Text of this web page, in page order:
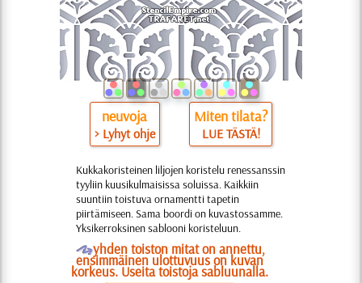
neuvoja
> Lyhyt ohje
Miten tilata?
LUE TÄSTÄ!
Kukkakoristeinen liljojen koristelu renessanssin
tyyliin kuusikulmaisissa soluissa. Kaikkiin
suuntiin toistuva ornamentti tapetin
piirtämiseen. Sama boordi on kuvastossamme.
Yksikerroksinen sablooni koristeluun.
Oyhden toiston mitat on annettu,
ensimmäinen ulottuvuus on kuvan
korkeus. Useita toistoja sabluunalla.